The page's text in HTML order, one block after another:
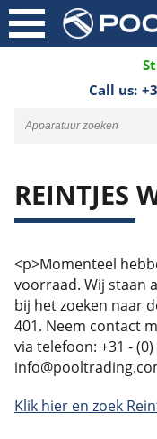
Call us:
REINTJES
<p>Momenteel
voorraad. Wij staan
bij het zoeken naar
401. Neem contact
via telefoon: +31 -
Klik hier en zoek